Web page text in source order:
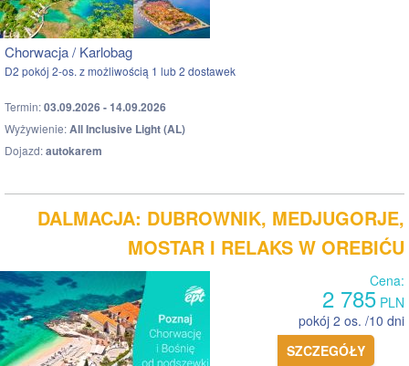
Chorwacja / Karlobag
D2 pokój 2-os. z możliwością 1 lub 2 dostawek
Termin:03.09.2026 - 14.09.2026
Wyżywienie:All Inclusive Light (AL)
Dojazd:autokarem
DALMACJA: DUBROWNIK, MEDJUGORJE,
MOSTAR I RELAKS W OREBIĆU
Cena:
2 785 PLN
pokój 2 os. /10 dni
SZCZEGÓŁY